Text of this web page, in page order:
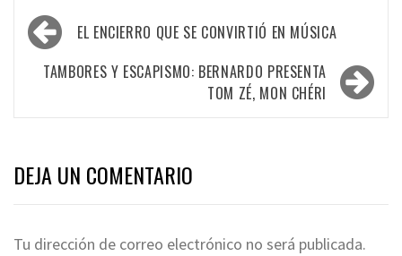
Navegación
de
entradas
EL ENCIERRO QUE SE CONVIRTIÓ EN MÚSICA
TAMBORES Y ESCAPISMO: BERNARDO PRESENTA
TOM ZÉ, MON CHÉRI
DEJA UN COMENTARIO
Tu dirección de correo electrónico no será publicada.